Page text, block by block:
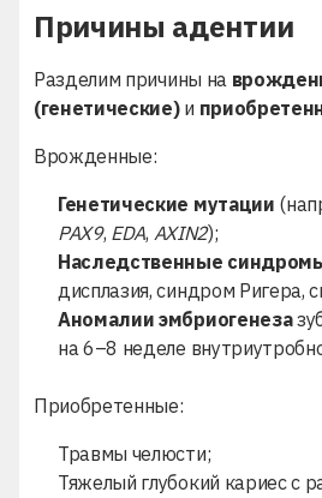
Причины адентии
Разделим причины на
(генетические)и
Врожденные:
Генетические мутации
PAX9, EDA, AXIN2);
Наследственные
дисплазия, синдром Ригера,
Аномалии эмбриогенеза
на 6–8 неделе
Приобретенные:
Травмы челюсти;
Тяжелый глубокий кариесс